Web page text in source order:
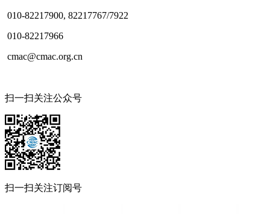
010-82217900, 82217767/7922
010-82217966
cmac@cmac.org.cn
扫一扫关注公众号
扫一扫关注订阅号